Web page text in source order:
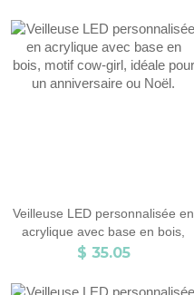
étagère, club de lecture,
cadeau idéal pour les amateurs
de livres.
Veilleuse LED personnalisée en
acrylique avec base en bois,
motif cow-girl, idéale pour un
$ 35.05